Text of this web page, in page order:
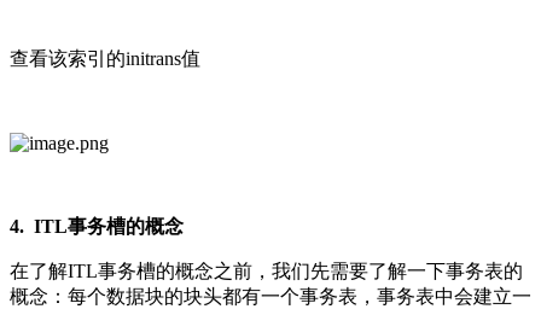
查看该索引的initrans值
4. ITL事务槽的概念
在了解ITL事务槽的概念之前，我们先需要了解一下事务表的
概念：每个数据块的块头都有一个事务表，事务表中会建立一